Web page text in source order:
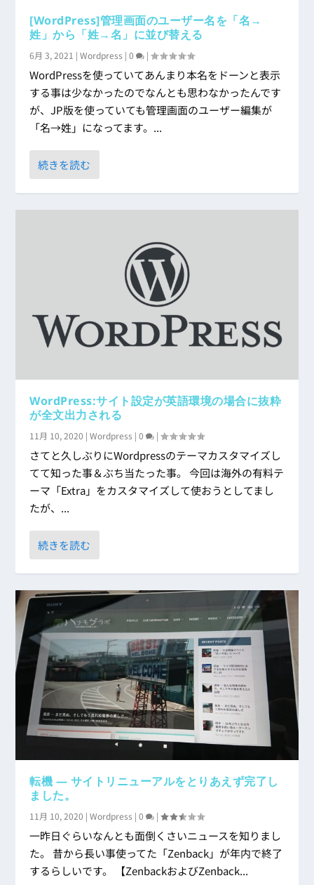
[WordPress]管理画面のユーザー名を「名→
姓」から「姓→名」に並び替える
6月 3, 2021 |Wordpress |0 |
WordPressを使っていてあんまり本名をドーンと表示
する事は少なかったのでなんとも思わなかったんです
が、JP版を使っていても管理画面のユーザー編集が
「名→姓」になってます。...
続きを読む
WordPress:サイト設定が英語環境の場合に抜粋
が全文出力される
11月 10, 2020 |Wordpress |0 |
さてと久しぶりにWordpressのテーマカスタマイズし
てて知った事＆ぶち当たった事。 今回は海外の有料テ
ーマ「Extra」をカスタマイズして使おうとしてまし
たが、...
続きを読む
転機 ― サイトリニューアルをとりあえず完了し
ました。
11月 10, 2020 |Wordpress |0 |
一昨日ぐらいなんとも面倒くさいニュースを知りまし
た。 昔から長い事使ってた「Zenback」が年内で終了
するらしいです。 【ZenbackおよびZenback...